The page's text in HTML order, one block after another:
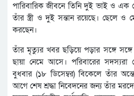
পারিবারিক জীবনে তিনি দুই ভাই ও এক
তাঁর স্ত্রী ও দুই সন্তান রয়েছে। ছেলে ও
করছেন।
তাঁর মৃত্যুর খবর ছড়িয়ে পড়ার সঙ্গে
ছায়া নেমে আসে। পরিবারের
বুধবার (১৮ ডিসেম্বর) বিকেলে তাঁর
আগে শেষ শ্রদ্ধা নিবেদনের জন্য তাঁর